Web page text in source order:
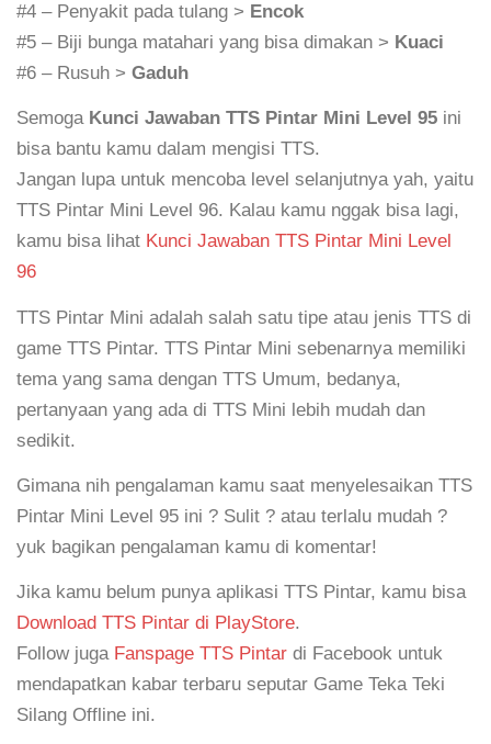
#4 – Penyakit pada tulang > Encok
#5 – Biji bunga matahari yang bisa dimakan > Kuaci
#6 – Rusuh > Gaduh
Semoga Kunci Jawaban TTS Pintar Mini Level 95 ini
bisa bantu kamu dalam mengisi TTS.
Jangan lupa untuk mencoba level selanjutnya yah, yaitu
TTS Pintar Mini Level 96. Kalau kamu nggak bisa lagi,
kamu bisa lihat Kunci Jawaban TTS Pintar Mini Level
96
TTS Pintar Mini adalah salah satu tipe atau jenis TTS di
game TTS Pintar. TTS Pintar Mini sebenarnya memiliki
tema yang sama dengan TTS Umum, bedanya,
pertanyaan yang ada di TTS Mini lebih mudah dan
sedikit.
Gimana nih pengalaman kamu saat menyelesaikan TTS
Pintar Mini Level 95 ini ? Sulit ? atau terlalu mudah ?
yuk bagikan pengalaman kamu di komentar!
Jika kamu belum punya aplikasi TTS Pintar, kamu bisa
Download TTS Pintar di PlayStore.
Follow juga Fanspage TTS Pintar di Facebook untuk
mendapatkan kabar terbaru seputar Game Teka Teki
Silang Offline ini.